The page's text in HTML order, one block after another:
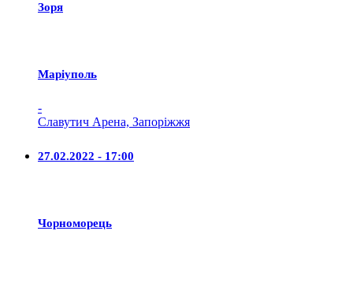
Зоря
Маріуполь
-
Славутич Арена, Запоріжжя
27.02.2022 - 17:00
Чорноморець